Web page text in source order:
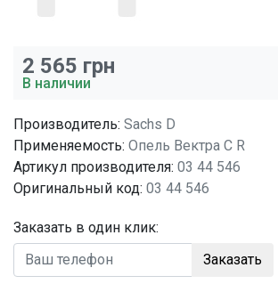
2 565 грн
В наличии
Производитель: Sachs D
Применяемость: Опель Вектра C R
Артикул производителя: 03 44 546
Оригинальный код: 03 44 546
Заказать в один клик:
Заказать